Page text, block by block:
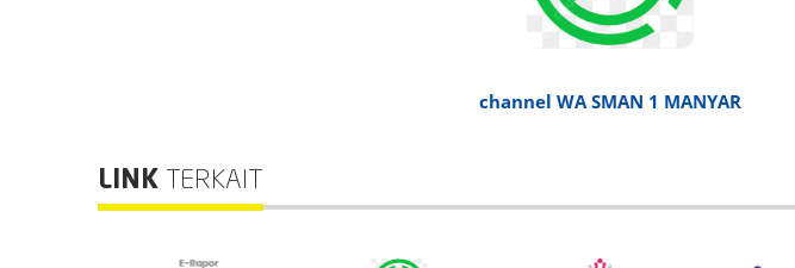
channel WA SMAN 1 MANYAR
LINK TERKAIT